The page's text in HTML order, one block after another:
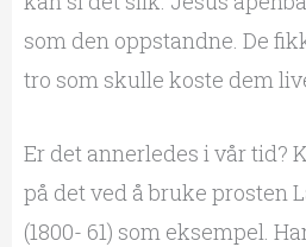
som den oppstandne. De
tro som skulle koste dem
Er det annerledes i vår tid?
på det ved å bruke prosten
(1800- 61) som eksempel.